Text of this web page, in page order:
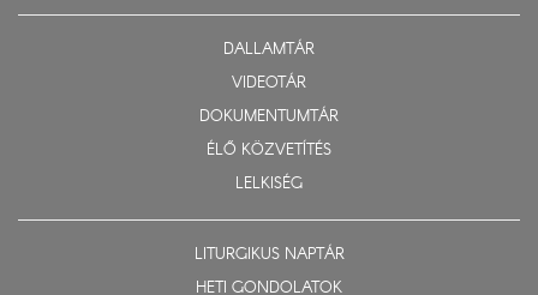
DALLAMTÁR
VIDEOTÁR
DOKUMENTUMTÁR
ÉLŐ KÖZVETÍTÉS
LELKISÉG
LITURGIKUS NAPTÁR
HETI GONDOLATOK